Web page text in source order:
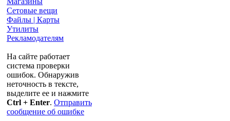
Сетовые вещи
Файлы | Карты
Утилиты
Рекламодателям
На сайте работает
система проверки
ошибок. Обнаружив
неточность в тексте,
выделите ее и нажмите
Ctrl + Enter. Отправить
сообщение об ошибке